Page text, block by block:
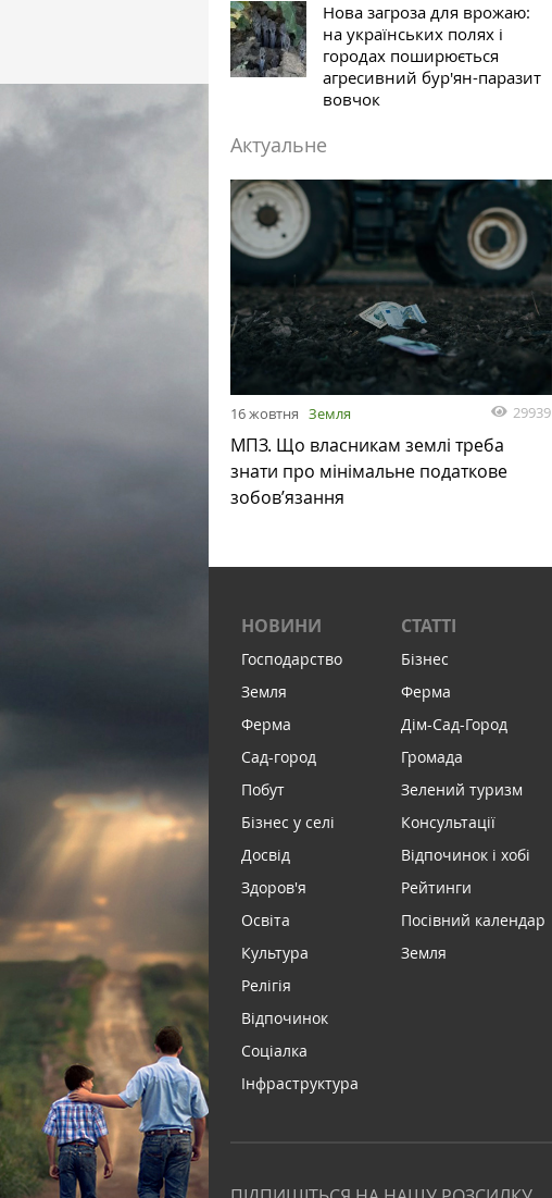
Нова загроза для врожаю:
на українських полях і
городах поширюється
агресивний бур'ян-паразит
вовчок
Актуальне
16 жовтня Земля 29939
МПЗ. Що власникам землі треба
знати про мінімальне податкове
зобов’язання
НОВИНИ
Господарство
Земля
Ферма
Сад-город
Побут
Бізнес у селі
Досвід
Здоров'я
Освіта
Культура
Релігія
Відпочинок
Соціалка
Інфраструктура
СТАТТІ
Бізнес
Ферма
Дім-Сад-Город
Громада
Зелений туризм
Консультації
Відпочинок і хобі
Рейтинги
Посівний календар
Земля